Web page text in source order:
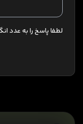
لطفا پاسخ را به عدد